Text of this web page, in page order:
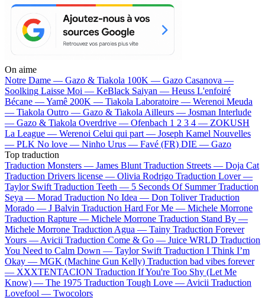
On aime
Notre Dame — Gazo & Tiakola 100K — Gazo Casanova —
Soolking Laisse Moi — KeBlack Saiyan — Heuss L'enfoiré
Bécane —Yamê 200K — Tiakola Laboratoire — Werenoi Meuda
— Tiakola Outro — Gazo & Tiakola Ailleurs — Josman Interlude
— Gazo & Tiakola Overdrive — Ofenbach 1 2 3 4 — ZOKUSH
La League — Werenoi Celui qui part — Joseph Kamel Nouvelles
— PLK No love — Ninho Urus — Favé (FR) DIE — Gazo
Top traduction
Traduction Monsters — James Blunt Traduction Streets — Doja Cat
Traduction Drivers license — Olivia Rodrigo Traduction Lover —
Taylor Swift Traduction Teeth — 5 Seconds Of Summer Traduction
Seya — Morad Traduction No Idea — Don Toliver Traduction
Morado — J Balvin Traduction Hard For Me — Michele Morrone
Traduction Rapture — Michele Morrone Traduction Stand By —
Michele Morrone Traduction Agua — Tainy Traduction Forever
Yours — Avicii Traduction Come & Go — Juice WRLD Traduction
You Need to Calm Down — Taylor Swift Traduction I Think I’m
Okay — MGK (Machine Gun Kelly) Traduction bad vibes forever
— XXXTENTACION Traduction If You're Too Shy (Let Me
Know) — The 1975 Traduction Tough Love — Avicii Traduction
Lovefool — Twocolors